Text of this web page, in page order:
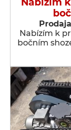
Nabízím k
bočním